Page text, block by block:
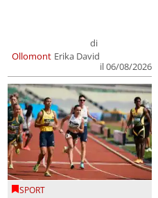
Ollomont
di
Erika David
il 06/08/2026
SPORT